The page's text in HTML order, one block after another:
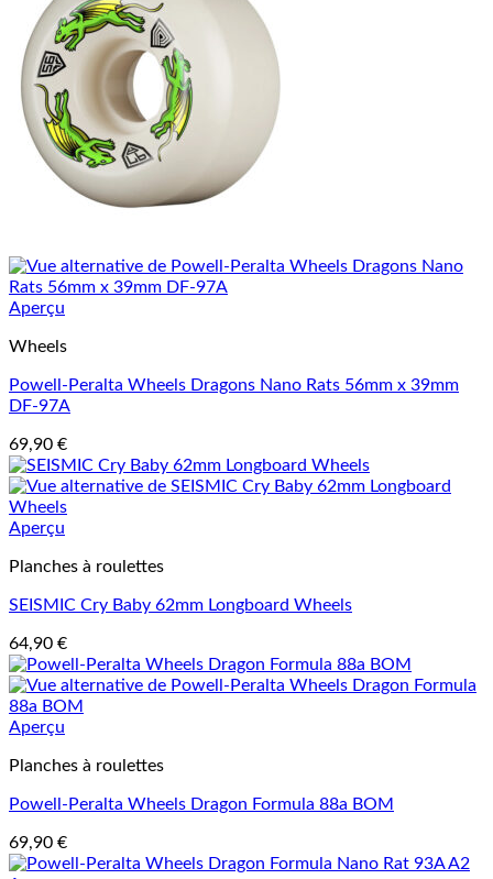
Aperçu
Wheels
Powell-Peralta Wheels Dragons Nano Rats 56mm x 39mm
DF-97A
69,90 €
Aperçu
Planches à roulettes
SEISMIC Cry Baby 62mm Longboard Wheels
64,90 €
Aperçu
Planches à roulettes
Powell-Peralta Wheels Dragon Formula 88a BOM
69,90 €